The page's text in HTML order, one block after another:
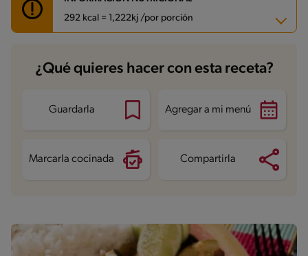
292 kcal = 1,222kj /por porción
Carbohidratos 21.9 g
Energía 292 kcal
Proteína
Grasas saturadas 4.4 g
¿Qué quieres hacer con esta receta?
Guardarla Agregar a mi menú
Marcarla cocinada Compartirla